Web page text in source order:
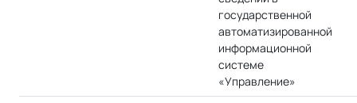
государственной
автоматизированной
информационной
системе
«Управление»